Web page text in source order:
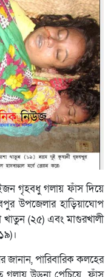
গৃহবধু গলায় ফাঁস দিয়ে
উপজেলার হাড়িয়াঘোপ
খাতুন (২৫) এবং মাগুরখালী
পারিবারিক কলহের